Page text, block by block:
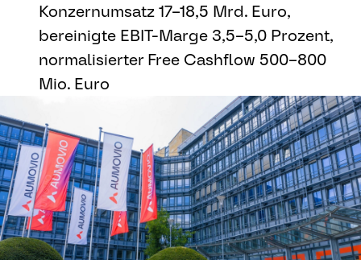
Konzernumsatz 17–18,5 Mrd. Euro,
bereinigte EBIT-Marge 3,5–5,0 Prozent,
normalisierter Free Cashflow 500–800
Mio. Euro